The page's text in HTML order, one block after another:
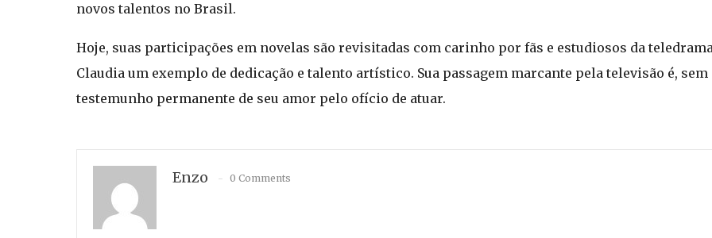
novos talentos no Brasil.
Hoje, suas participações em novelas são revisitadas com carinho por fãs e estudiosos da
Claudia um exemplo de dedicação e talento artístico. Sua passagem marcante pela televisão é,
testemunho permanente de seu amor pelo ofício de atuar.
Enzo 0 Comments